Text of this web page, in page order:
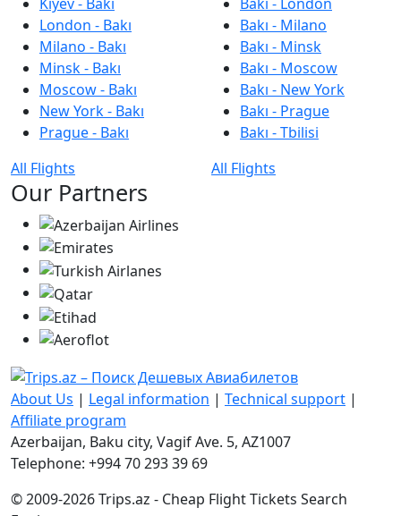
London - Bakı
Milano - Bakı
Minsk - Bakı
Moscow - Bakı
New York - Bakı
Prague - Bakı
All Flights
Bakı - Milano
Bakı - Minsk
Bakı - Moscow
Bakı - New York
Bakı - Prague
Bakı - Tbilisi
All Flights
Our Partners
About Us | Legal information | Technical support |
Affiliate program
Azerbaijan, Baku city, Vagif Ave. 5, AZ1007
Telephone: +994 70 293 39 69
© 2009-2026 Trips.az - Cheap Flight Tickets Search